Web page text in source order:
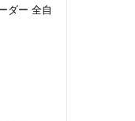
ダー 全自